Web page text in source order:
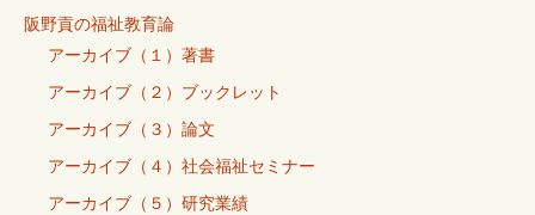
阪野貢の福祉教育論
アーカイブ（１）著書
アーカイブ（２）ブックレット
アーカイブ（３）論文
アーカイブ（４）社会福祉セミナー
アーカイブ（５）研究業績